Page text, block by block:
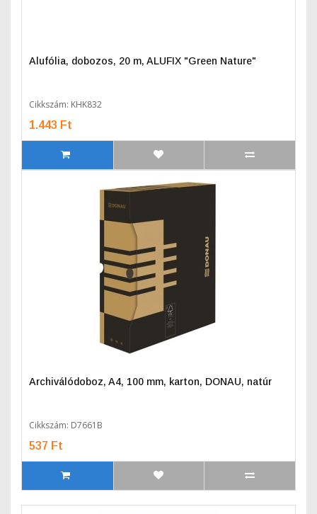
Alufólia, dobozos, 20 m, ALUFIX "Green Nature"
Cikkszám: KHK832
1.443 Ft
Archiválódoboz, A4, 100 mm, karton, DONAU, natúr
Cikkszám: D7661B
537 Ft